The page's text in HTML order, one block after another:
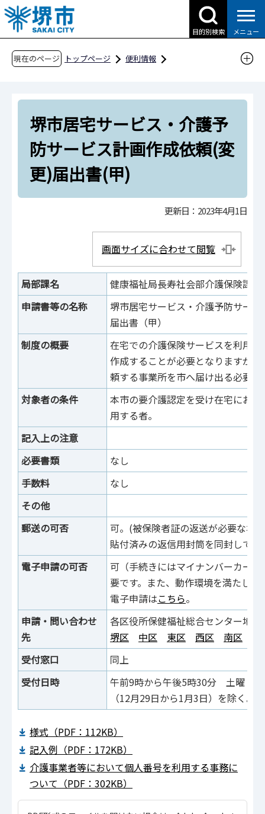
こ
の
ペ
目的別検索 メニュー
現在のページ トップページ
便利情報
申請書ダウンロード（企業の方へ）
目的別検索
健康・福祉
介護
堺市居宅サービス・介護予防サービス計画作成
依頼(変更)届出書(甲)
堺市居宅サービス・介護予
防サービス計画作成依頼(変
更)届出書(甲)
更新日：2023年4月1日
画面サイズに合わせて閲覧
局部課名
健康福祉局長寿社会部介護保険課
申請書等の名称
堺市居宅サービス・介護予防サー
届出書（甲）
制度の概要
在宅での介護保険サービスを利用
作成することが必要となりますが
頼する事業所を市へ届け出る必要が
対象者の条件
本市の要介護認定を受け在宅にお
用する者。
記入上の注意
必要書類
なし
手数料
なし
その他
郵送の可否
可。(被保険者証の返送が必要な場
貼付済みの返信用封筒を同封してく
電子申請の可否
可（手続きにはマイナンバーカー
要です。また、動作環境を満たし
電子申請はこちら。
申請・問い合わせ
先
各区役所保健福祉総合センター地
堺区
中区 東区 西区 南区
受付窓口
同上
受付日時
午前9時から午後5時30分 土曜・
（12月29日から1月3日）を除く。
様式（PDF：112KB）
記入例（PDF：172KB）
介護事業者等において個人番号を利用する事務に
ついて（PDF：302KB）